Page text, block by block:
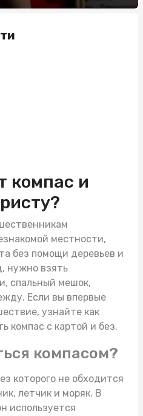
компас и
местности,
без помощи деревьев и
нужно взять
, спальный мешок,
Если вы впервые
узнайте как
компас с картой и без.
компасом?
которого не обходится
летчик и моряк. В
используется